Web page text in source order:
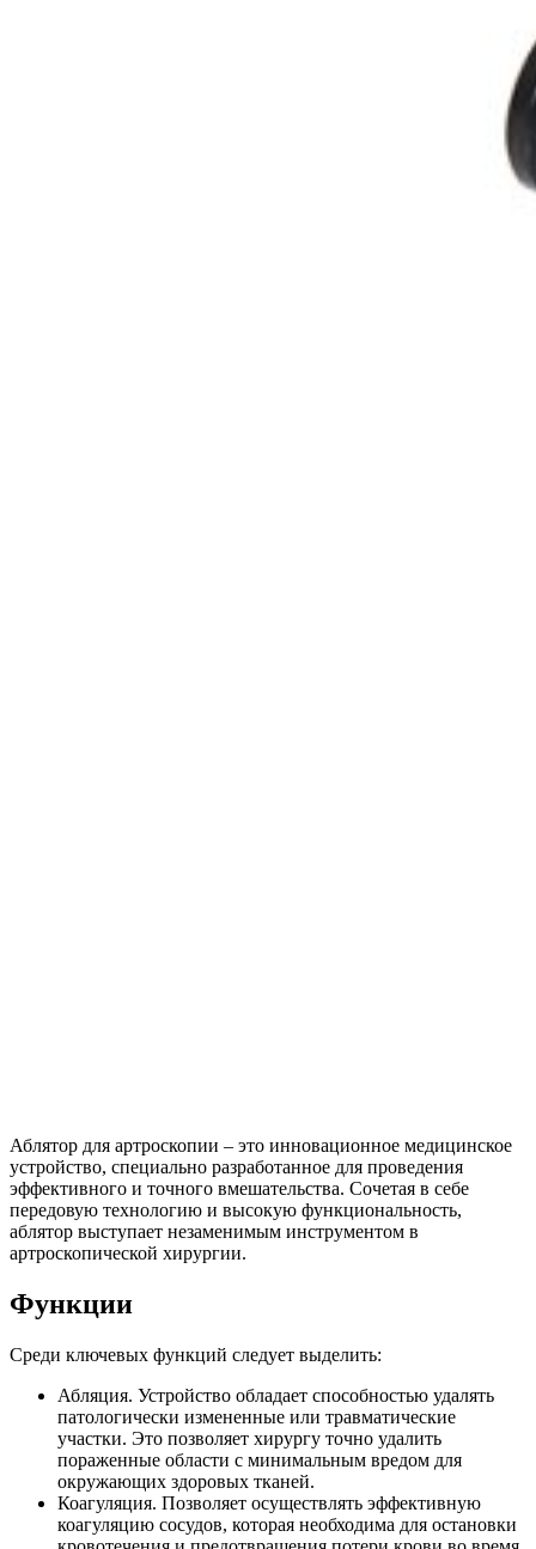
Аблятор для артроскопии – это инновационное медицинское
устройство, специально разработанное для проведения
эффективного и точного вмешательства. Сочетая в себе
передовую технологию и высокую функциональность,
аблятор выступает незаменимым инструментом в
артроскопической хирургии.
Функции
Среди ключевых функций следует выделить:
Абляция. Устройство обладает способностью удалять
патологически измененные или травматические
участки. Это позволяет хирургу точно удалить
пораженные области с минимальным вредом для
окружающих здоровых тканей.
Коагуляция. Позволяет осуществлять эффективную
коагуляцию сосудов, которая необходима для остановки